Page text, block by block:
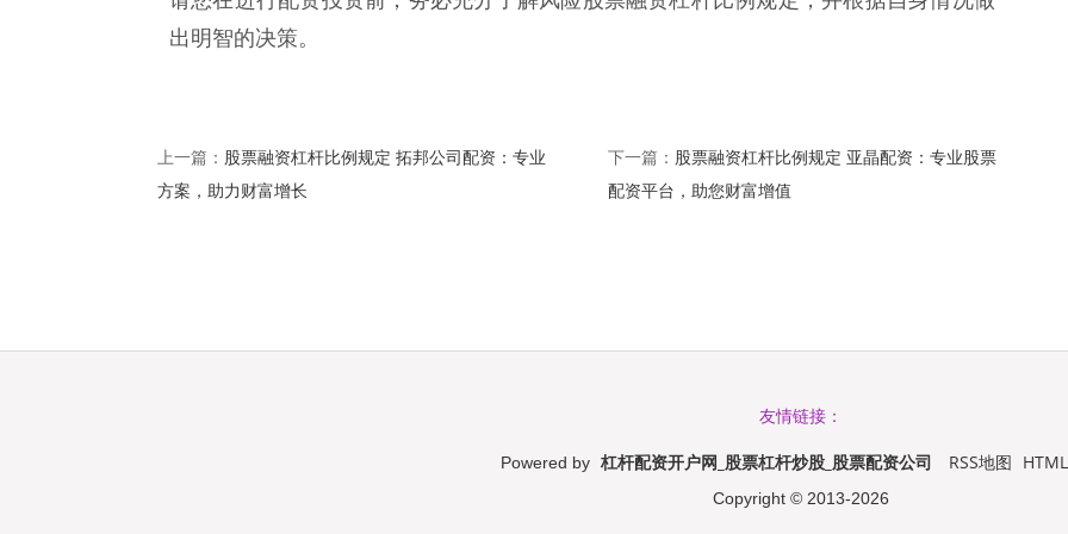
出明智的决策。
上一篇： 股票融资杠杆比例规定 拓邦公司配资：专业
方案，助力财富增长
下一篇： 股票融资杠杆比例规定 亚晶配资：专业股票
配资平台，助您财富增值
友情链接：
Powered by 杠杆配资开户网_股票杠杆炒股_股票配资公司 RSS地图
Copyright © 2013-2026